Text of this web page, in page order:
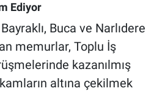
Ediyor
Buca ve Narlıdere
memurlar, Toplu İş
kazanılmış
altına çekilmek